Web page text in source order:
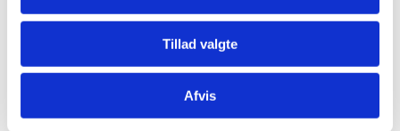
Tillad valgte
Afvis